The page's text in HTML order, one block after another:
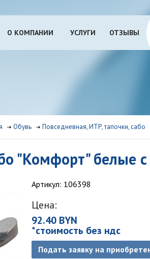
О КОМПАНИИ УСЛУГИ ОТЗЫВЫ
Обувь Повседневная, ИТР, тапочки, сабо
"Комфорт" белые
Артикул: 106398
Цена:
92.40 BYN
*стоимость без ндс
Подать заявку на